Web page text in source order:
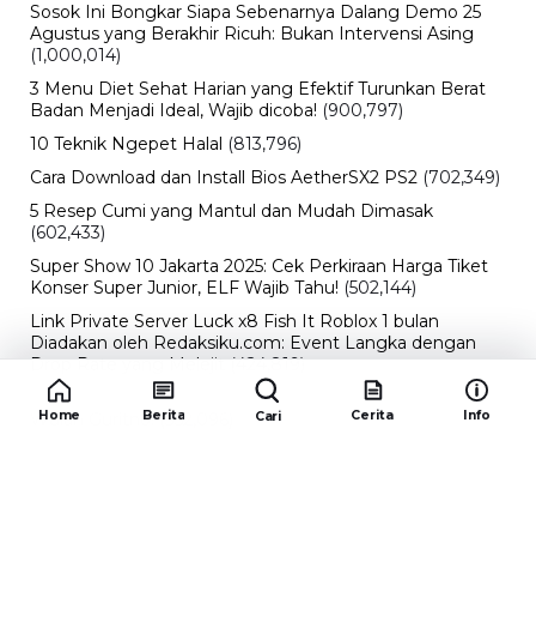
Sosok Ini Bongkar Siapa Sebenarnya Dalang Demo 25
Agustus yang Berakhir Ricuh: Bukan Intervensi Asing
(1,000,014)
3 Menu Diet Sehat Harian yang Efektif Turunkan Berat
Badan Menjadi Ideal, Wajib dicoba! (900,797)
10 Teknik Ngepet Halal (813,796)
Cara Download dan Install Bios AetherSX2 PS2 (702,349)
5 Resep Cumi yang Mantul dan Mudah Dimasak
(602,433)
Super Show 10 Jakarta 2025: Cek Perkiraan Harga Tiket
Konser Super Junior, ELF Wajib Tahu! (502,144)
Link Private Server Luck x8 Fish It Roblox 1 bulan
Diadakan oleh Redaksiku.com: Event Langka dengan
Drop Rate yang Melejit (424,819)
10 Film Indonesia Tayang November 2024, Ada Film
Wulan Guritno! (352,096)
Home Berita Cari Cerita Info